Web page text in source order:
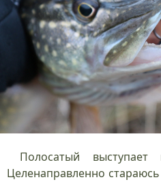
Полосатый выступает
Целенаправленно